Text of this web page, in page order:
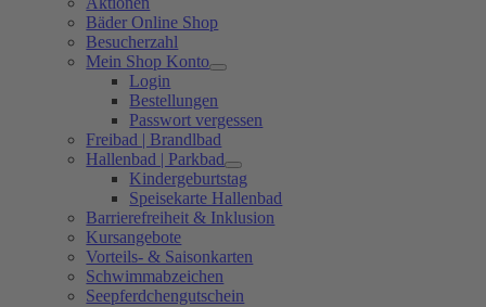
Bäder Online Shop
Besucherzahl
Mein Shop Konto
Login
Bestellungen
Passwort vergessen
Freibad | Brandlbad
Hallenbad | Parkbad
Kindergeburtstag
Speisekarte Hallenbad
Barrierefreiheit & Inklusion
Kursangebote
Vorteils- & Saisonkarten
Schwimmabzeichen
Seepferdchengutschein